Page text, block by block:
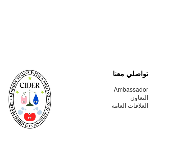
تواصلي معنا
Ambassador
التعاون
العلاقات العامة